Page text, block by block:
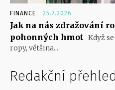
FINANCE 25.7.2026
Jak na nás zdražování
pohonných hmot Když
ropy, většina...
Redakční přehled